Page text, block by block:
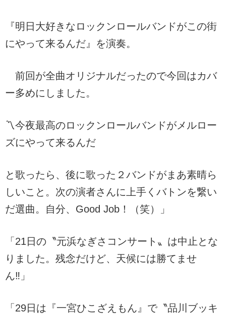
『明日大好きなロックンロールバンドがこの街
にやって来るんだ』を演奏。
前回が全曲オリジナルだったので今回はカバ
ー多めにしました。
〽︎今夜最高のロックンロールバンドがメルロー
ズにやって来るんだ
と歌ったら、後に歌った２バンドがまあ素晴ら
しいこと。次の演者さんに上手くバトンを繋い
だ選曲。自分、Good Job！（笑）」
「21日の〝元浜なぎさコンサート〟は中止とな
りました。残念だけど、天候には勝てませ
ん‼︎」
「29日は『一宮ひこざえもん』で〝品川ブッキ